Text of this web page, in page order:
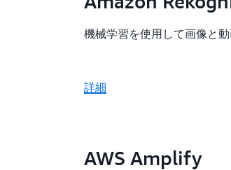
機械学習を使用して画像と
詳細
AWS Amplify